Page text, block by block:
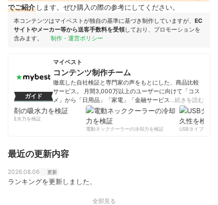
でご紹介 します。ぜひ購入の際の参考にしてください。
本コンテンツはマイベストが独自の基準に基づき制作していますが、 EC
サイトやメーカー等から送客手数料を受領しており、プロモーションを
含みます。
制作・運営ポリシー
ガイド
マイベスト
コンテンツ制作チーム
徹底した自社検証と専門家の声をもとにした、商品比較
サービス。 月間3,000万以上のユーザーに向けて「コス
メ」から「日用品」「家電」「金融サービス」まで、ベ
ストな商品を選んでもらうために、毎日コンテンツを制
コンテンツ制作チームのプロフィール
…続きを読む
の吸水力を検証
電動ネッククーラーの冷却力を検証
USBタイプCケー
最近の更新内容
2026.08.06 更新
ランキングを更新しました。
全部見る